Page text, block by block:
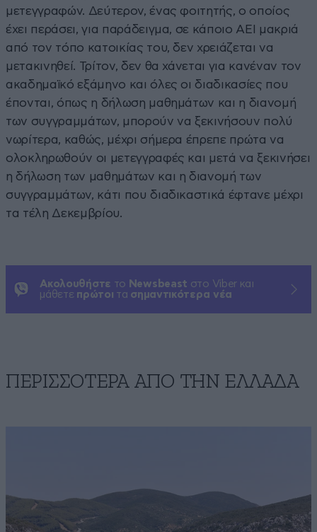
μετεγγραφών. Δεύτερον, ένας φοιτητής, ο οποίος
έχει περάσει, για παράδειγμα, σε κάποιο ΑΕΙ μακριά
από τον τόπο κατοικίας του, δεν χρειάζεται να
μετακινηθεί. Τρίτον, δεν θα χάνεται για κανέναν τον
ακαδημαϊκό εξάμηνο και όλες οι διαδικασίες που
έπονται, όπως η δήλωση μαθημάτων και η διανομή
των συγγραμμάτων, μπορούν να ξεκινήσουν πολύ
νωρίτερα, καθώς, μέχρι σήμερα έπρεπε πρώτα να
ολοκληρωθούν οι μετεγγραφές και μετά να ξεκινήσει
η δήλωση των μαθημάτων και η διανομή των
συγγραμμάτων, κάτι που διαδικαστικά έφτανε μέχρι
τα τέλη Δεκεμβρίου.
Ακολουθήστε το Newsbeast στο Viber και
μάθετε πρώτοι τα σημαντικότερα νέα
ΠΕΡΙΣΣΟΤΕΡΑ ΑΠΟ ΤΗΝ ΕΛΛΑΔΑ